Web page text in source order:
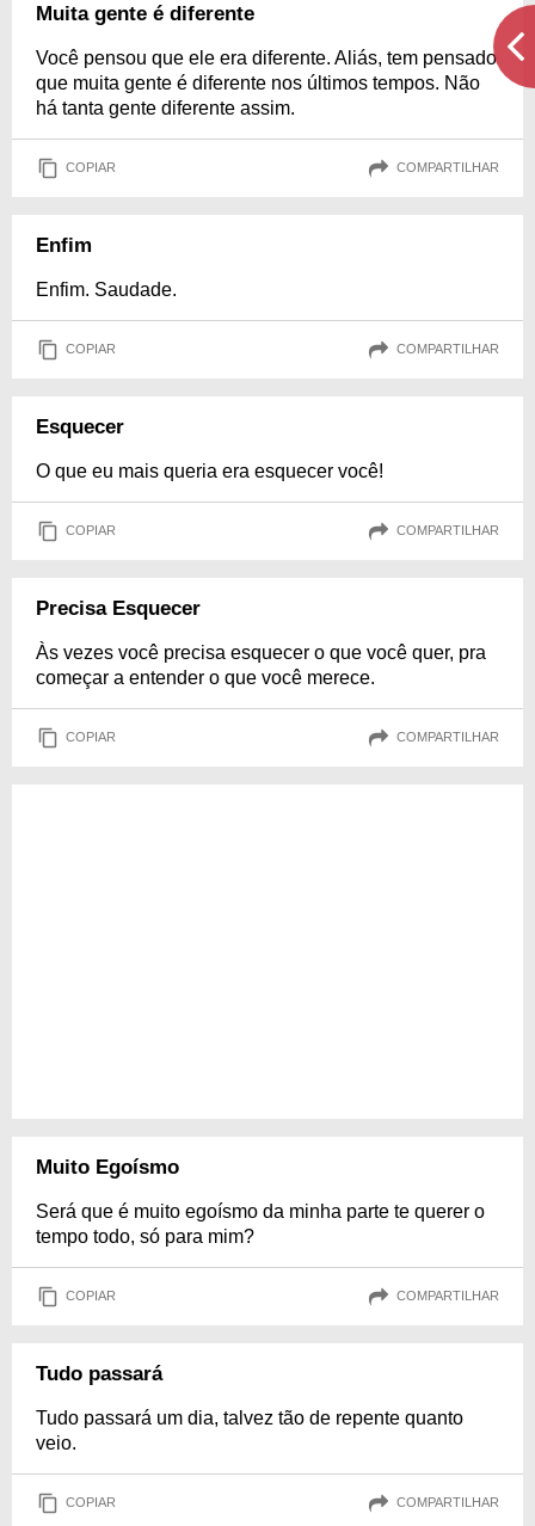
Muita gente é diferente
Você pensou que ele era diferente. Aliás, tem pensado
que muita gente é diferente nos últimos tempos. Não
há tanta gente diferente assim.
COPIAR COMPARTILHAR
Enfim
Enfim. Saudade.
COPIAR COMPARTILHAR
Esquecer
O que eu mais queria era esquecer você!
COPIAR COMPARTILHAR
Precisa Esquecer
Às vezes você precisa esquecer o que você quer, pra
começar a entender o que você merece.
COPIAR COMPARTILHAR
Muito Egoísmo
Será que é muito egoísmo da minha parte te querer o
tempo todo, só para mim?
COPIAR COMPARTILHAR
Tudo passará
Tudo passará um dia, talvez tão de repente quanto
veio.
COPIAR COMPARTILHAR